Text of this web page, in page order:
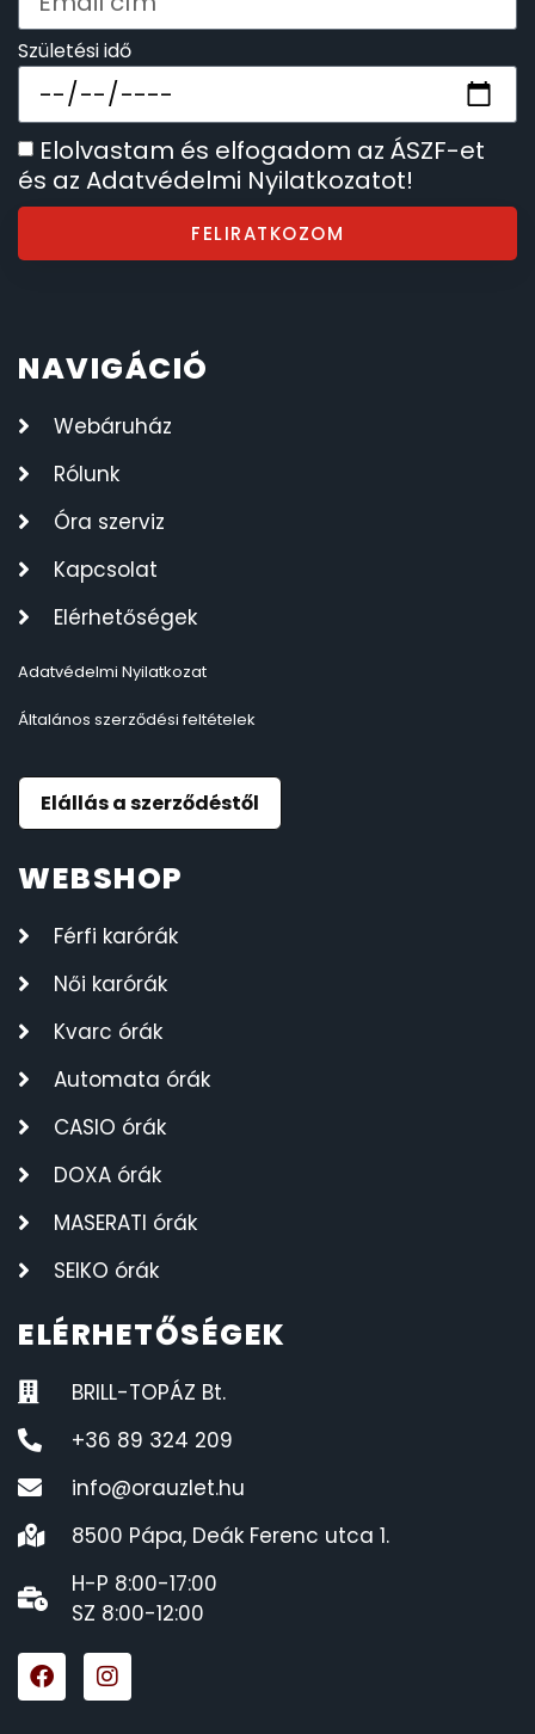
Születési idő
Elolvastam és elfogadom az ÁSZF-et
és az Adatvédelmi Nyilatkozatot!
FELIRATKOZOM
NAVIGÁCIÓ
Webáruház
Rólunk
Óra szerviz
Kapcsolat
Elérhetőségek
Adatvédelmi Nyilatkozat
Általános szerződési feltételek
Elállás a szerződéstől
WEBSHOP
Férfi karórák
Női karórák
Kvarc órák
Automata órák
CASIO órák
DOXA órák
MASERATI órák
SEIKO órák
ELÉRHETŐSÉGEK
BRILL-TOPÁZ Bt.
+36 89 324 209
info@orauzlet.hu
8500 Pápa, Deák Ferenc utca 1.
H-P 8:00-17:00
SZ 8:00-12:00